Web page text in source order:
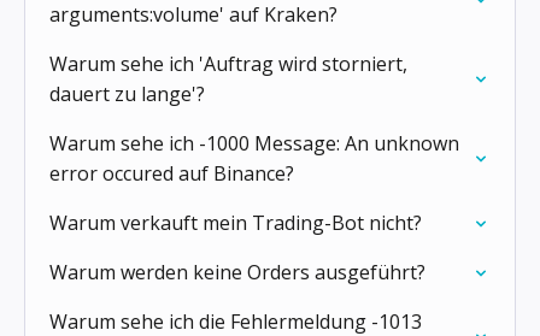
arguments:volume' auf Kraken?
Warum sehe ich 'Auftrag wird storniert,
dauert zu lange'?
Warum sehe ich -1000 Message: An unknown
error occured auf Binance?
Warum verkauft mein Trading-Bot nicht?
Warum werden keine Orders ausgeführt?
Warum sehe ich die Fehlermeldung -1013